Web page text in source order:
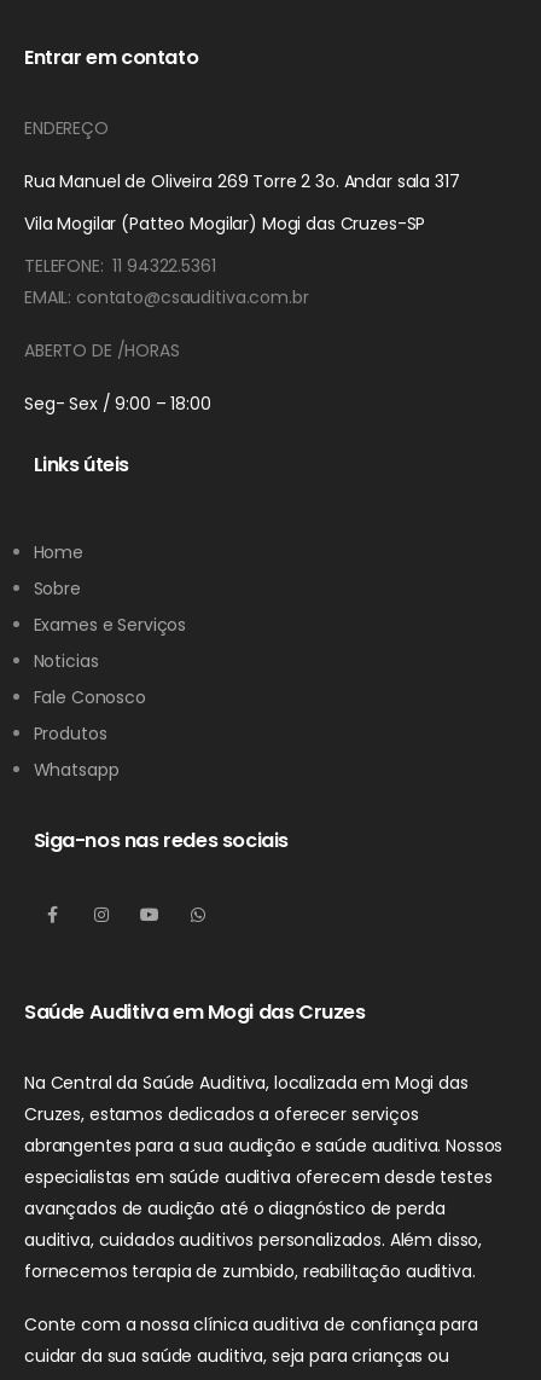
Entrar em contato
ENDEREÇO
Rua Manuel de Oliveira 269 Torre 2 3o. Andar sala 317
Vila Mogilar (Patteo Mogilar) Mogi das Cruzes-SP
TELEFONE: 11 94322.5361
EMAIL: contato@csauditiva.com.br
ABERTO DE /HORAS
Seg- Sex / 9:00 – 18:00
Links úteis
Home
Sobre
Exames e Serviços
Noticias
Fale Conosco
Produtos
Whatsapp
Siga-nos nas redes sociais
Saúde Auditiva em Mogi das Cruzes
Na Central da Saúde Auditiva, localizada em Mogi das
Cruzes, estamos dedicados a oferecer serviços
abrangentes para a sua audição e saúde auditiva. Nossos
especialistas em saúde auditiva oferecem desde testes
avançados de audição até o diagnóstico de perda
auditiva, cuidados auditivos personalizados. Além disso,
fornecemos terapia de zumbido, reabilitação auditiva.
Conte com a nossa clínica auditiva de confiança para
cuidar da sua saúde auditiva, seja para crianças ou